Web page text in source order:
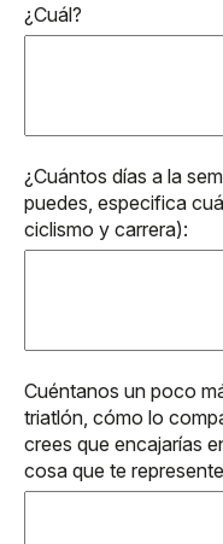
¿Cuál?
¿Cuántos días a la
puedes, especifica
ciclismo y carrera):
Cuéntanos un poco
triatlón, cómo lo
crees que encajarías
cosa que te